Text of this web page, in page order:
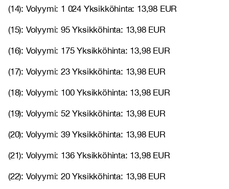
(14): Volyymi: 1 024 Yksikköhinta: 13,98 EUR
(15): Volyymi: 95 Yksikköhinta: 13,98 EUR
(16): Volyymi: 175 Yksikköhinta: 13,98 EUR
(17): Volyymi: 23 Yksikköhinta: 13,98 EUR
(18): Volyymi: 100 Yksikköhinta: 13,98 EUR
(19): Volyymi: 52 Yksikköhinta: 13,98 EUR
(20): Volyymi: 39 Yksikköhinta: 13,98 EUR
(21): Volyymi: 136 Yksikköhinta: 13,98 EUR
(22): Volyymi: 20 Yksikköhinta: 13,98 EUR